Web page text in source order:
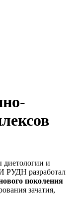
диетологии и
разработал
поколения
зачатия,